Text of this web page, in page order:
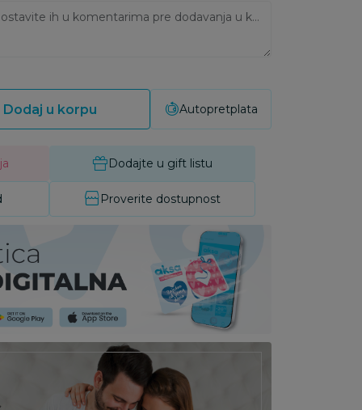
Ukoliko imate napomene, ostavite ih u komentarima pre dodavanja u korpu:
Dodaj u korpu Autopretplata
Dodajte u gift listu
Proverite dostupnost